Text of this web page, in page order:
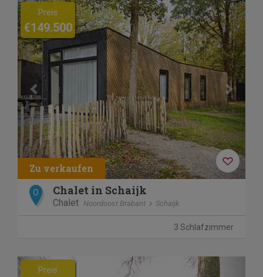
Previous Next
Preis
€149.500
O Chalet in Schaijk
Chalet Noordoost Brabant Schaijk
3 Schlafzimmer
Previous
Preis